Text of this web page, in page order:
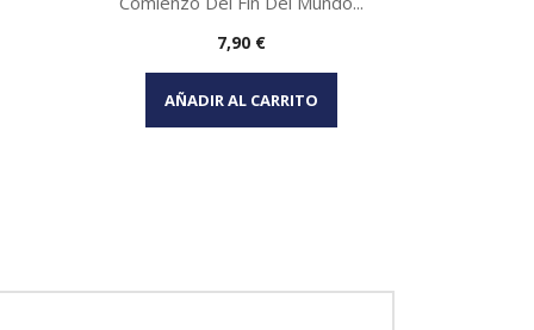
Vista rápida
Precio
7,90 €
AÑADIR AL CARRITO